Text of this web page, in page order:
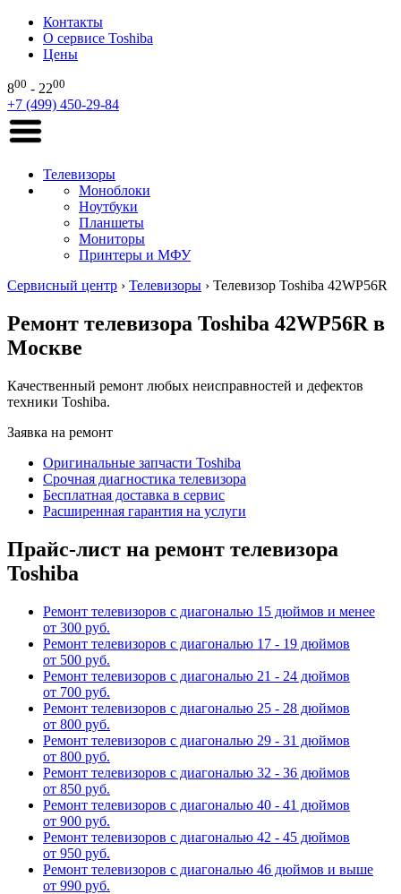
Контакты
О сервисе Toshiba
Цены
800 - 2200
+7 (499) 450-29-84
Телевизоры
Моноблоки
Ноутбуки
Планшеты
Мониторы
Принтеры и МФУ
Сервисный центр › Телевизоры › Телевизор Toshiba 42WP56R
Ремонт телевизора Toshiba 42WP56R в
Москве
Качественный ремонт любых неисправностей и дефектов
техники Toshiba.
Заявка на ремонт
Оригинальные запчасти Toshiba
Срочная диагностика телевизора
Бесплатная доставка в сервис
Расширенная гарантия на услуги
Прайс-лист на ремонт телевизора
Toshiba
Ремонт телевизоров с диагональю 15 дюймов и менее
от 300 руб.
Ремонт телевизоров с диагональю 17 - 19 дюймов
от 500 руб.
Ремонт телевизоров с диагональю 21 - 24 дюймов
от 700 руб.
Ремонт телевизоров с диагональю 25 - 28 дюймов
от 800 руб.
Ремонт телевизоров с диагональю 29 - 31 дюймов
от 800 руб.
Ремонт телевизоров с диагональю 32 - 36 дюймов
от 850 руб.
Ремонт телевизоров с диагональю 40 - 41 дюймов
от 900 руб.
Ремонт телевизоров с диагональю 42 - 45 дюймов
от 950 руб.
Ремонт телевизоров с диагональю 46 дюймов и выше
от 990 руб.